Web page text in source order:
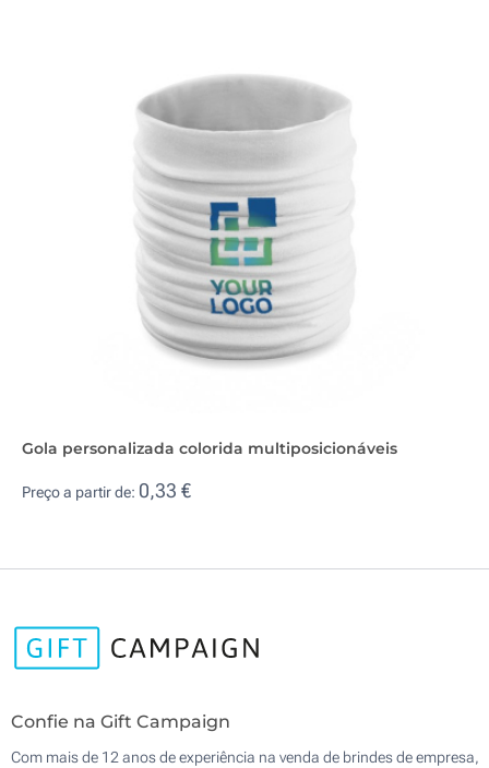
Gola personalizada colorida multiposicionáveis
Preço a partir de: 0,33 €
Confie na Gift Campaign
Com mais de 12 anos de experiência na venda de brindes de empresa,